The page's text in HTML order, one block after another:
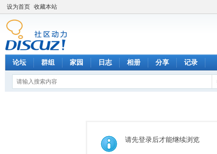
设为首页 收藏本站
论坛 群组 家园 日志 相册 分享 记录
请先登录后才能继续浏览